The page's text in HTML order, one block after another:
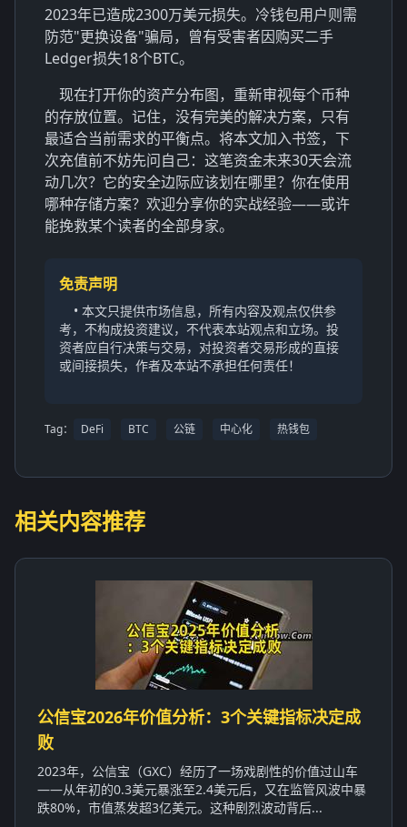
2023年已造成2300万美元损失。冷钱包用户则需
防范"更换设备"骗局，曾有受害者因购买二手
Ledger损失18个BTC。
现在打开你的资产分布图，重新审视每个币种
的存放位置。记住，没有完美的解决方案，只有
最适合当前需求的平衡点。将本文加入书签，下
次充值前不妨先问自己：这笔资金未来30天会流
动几次？它的安全边际应该划在哪里？你在使用
哪种存储方案？欢迎分享你的实战经验——或许
能挽救某个读者的全部身家。
免责声明
• 本文只提供市场信息，所有内容及观点仅供参
考，不构成投资建议，不代表本站观点和立场。投
资者应自行决策与交易，对投资者交易形成的直接
或间接损失，作者及本站不承担任何责任！
Tag： DeFi BTC 公链 中心化 热钱包
相关内容推荐
公信宝2026年价值分析：3个关键指标决定成
败
2023年，公信宝（GXC）经历了一场戏剧性的价值过山车
——从年初的0.3美元暴涨至2.4美元后，又在监管风波中暴
跌80%，市值蒸发超3亿美元。这种剧烈波动背后...